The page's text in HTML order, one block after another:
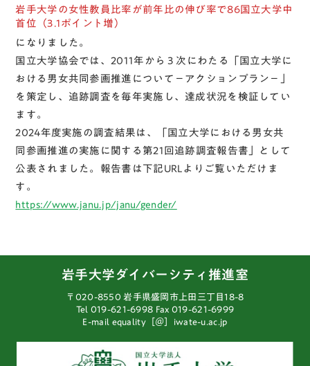
岩手大学の女性教員比率が前年比の伸び率で86国立大学中
首位（3.1ポイント増）
になりました。
国立大学協会では、2011年から３次にわたる「国立大学に
おける男女共同参画推進について－アクションプラン－」
を策定し、追跡調査を毎年実施し、達成状況を検証してい
ます。
2024年度実施の調査結果は、「国立大学における男女共
同参画推進の実施に関する第21回追跡調査報告書」として
公表されました。報告書は下記URLよりご覧いただけま
す。
https://www.janu.jp/janu/gender/
岩手大学ダイバーシティ推進室
〒020-8550 岩手県盛岡市上田三丁目18-8
Tel 019-621-6998 Fax 019-621-6999
E-mail equality［＠］iwate-u.ac.jp